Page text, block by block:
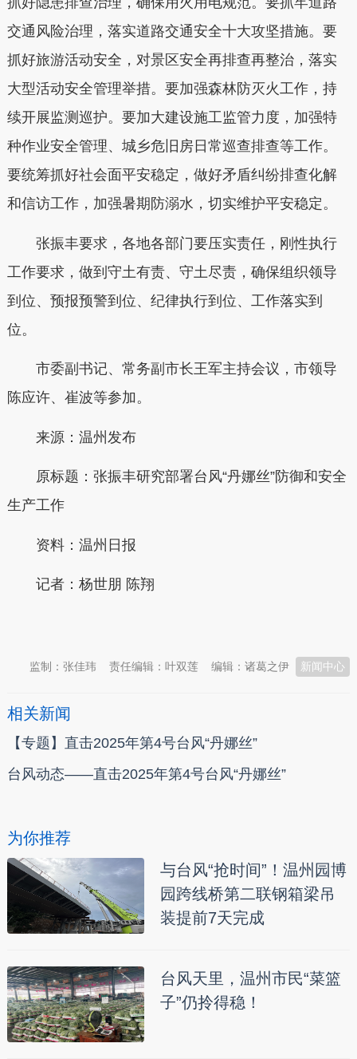
交通风险治理，落实道路交通安全十大攻坚措施。要
抓好旅游活动安全，对景区安全再排查再整治，落实
大型活动安全管理举措。要加强森林防灭火工作，持
续开展监测巡护。要加大建设施工监管力度，加强特
种作业安全管理、城乡危旧房日常巡查排查等工作。
要统筹抓好社会面平安稳定，做好矛盾纠纷排查化解
和信访工作，加强暑期防溺水，切实维护平安稳定。
张振丰要求，各地各部门要压实责任，刚性执行
工作要求，做到守土有责、守土尽责，确保组织领导
到位、预报预警到位、纪律执行到位、工作落实到
位。
市委副书记、常务副市长王军主持会议，市领导
陈应许、崔波等参加。
来源：温州发布
原标题： 张振丰研究部署台风“丹娜丝”防御和安全
生产工作
资料：温州日报
记者：杨世朋 陈翔
新闻中心
编辑：诸葛之伊
责任编辑：叶双莲
监制：张佳玮
相关新闻
【专题】直击2025年第4号台风“丹娜丝”
台风动态——直击2025年第4号台风“丹娜丝”
为你推荐
与台风“抢时间”！温州园博
园跨线桥第二联钢箱梁吊
装提前7天完成
台风天里，温州市民“菜篮
子”仍拎得稳！